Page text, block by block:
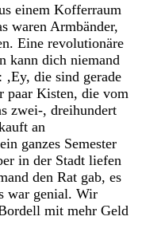
einem Kofferraum
waren Armbänder,
Eine revolutionäre
kann dich niemand
‚Ey, die sind gerade
paar Kisten, die vom
zwei-, dreihundert
an
ganzes Semester
in der Stadt liefen
den Rat gab, es
war genial. Wir
mit mehr Geld